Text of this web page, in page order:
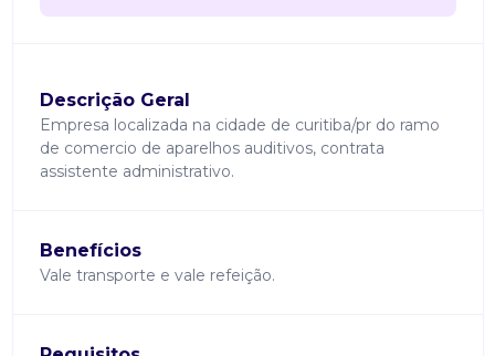
Descrição Geral
Empresa localizada na cidade de curitiba/pr do ramo
de comercio de aparelhos auditivos, contrata
assistente administrativo.
Benefícios
Vale transporte e vale refeição.